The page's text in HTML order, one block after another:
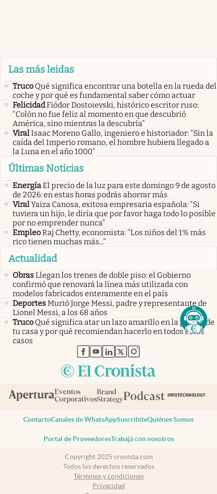
Las más leidas
Truco Qué significa encontrar una botella en la rueda del
coche y por qué es fundamental saber cómo actuar
FelicidadFiódor Dostoievski, histórico escritor ruso:
“Colón no fue feliz al momento en que descubrió
América, sino mientras la descubría”
ViralIsaac Moreno Gallo, ingeniero e historiador: “Sin la
caída del Imperio romano, el hombre hubiera llegado a
la Luna en el año 1000”
Últimas Noticias
EnergíaEl precio de la luz para este domingo 9 de agosto
de 2026: en estas horas podrás ahorrar más
ViralYaiza Canosa, exitosa empresaria española: “Si
tuviera un hijo, le diría que por favor haga todo lo posible
por no emprender nunca”
EmpleoRaj Chetty, economista: “Los niños del 1% más
rico tienen muchas más...”
Actualidad
ObrasLlegan los trenes de doble piso: el Gobierno
confirmó que renovará la línea más utilizada con
modelos fabricados enteramente en el país
DeportesMurió Jorge Messi, padre y representante de
Lionel Messi, a los 68 años
Truco Qué significa atar un lazo amarillo en la puerta de
tu casa y por qué recomiendan hacerlo en todos estos
casos
abre en nueva pestaña
abre en nueva pestaña
abre en nueva pestaña
abre en nueva pestaña
abre en nueva pestaña
ContactoCanales de WhatsAppSuscribiteQuiénes Somos
Portal de ProveedoresTrabajá con nosotros
Copyright 2025 cronista.com
Todos los derechos reservados
Términos y condiciones
Privacidad